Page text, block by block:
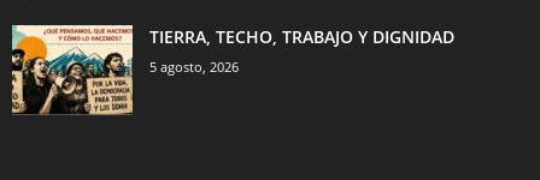
TIERRA, TECHO, TRABAJO Y DIGNIDAD
5 agosto, 2026